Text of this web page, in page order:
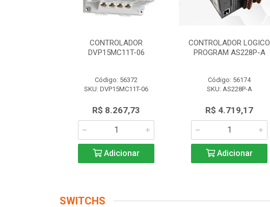
CONTROLADOR
DVP15MC11T-06
Código: 56372
SKU: DVP15MC11T-06
R$ 8.267,73
Adicionar
CONTROLADOR LOGICO
PROGRAM AS228P-A
Código: 56174
SKU: AS228P-A
R$ 4.719,17
Adicionar
SWITCHS